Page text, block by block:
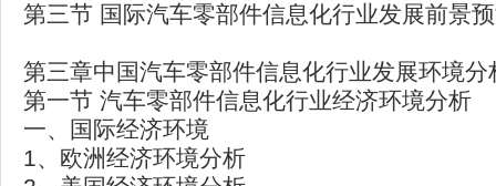
第三节 国际汽车零部件信息化行业发展前景
第三章中国汽车零部件信息化行业发展环境分
第一节 汽车零部件信息化行业经济环境分析
一、国际经济环境
1、欧洲经济环境分析